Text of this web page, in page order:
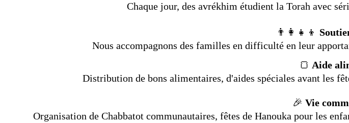
Chaque jour, des avrékhim étudient la Torah avec
👨‍👩‍👧‍👦
Nous accompagnons des familles en difficulté en leur
🍞 Aide
Distribution de bons alimentaires, d'aides spéciales avant les
🎉Vie
Organisation de Chabbatot communautaires, fêtes de Hanouka pour les